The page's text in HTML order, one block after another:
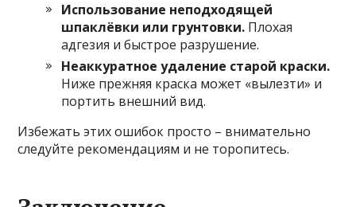
Использование неподходящей
шпаклёвки или грунтовки. Плохая
адгезия и быстрое разрушение.
Неаккуратное удаление старой краски.
Ниже прежняя краска может «вылезти» и
портить внешний вид.
Избежать этих ошибок просто – внимательно
следуйте рекомендациям и не торопитесь.